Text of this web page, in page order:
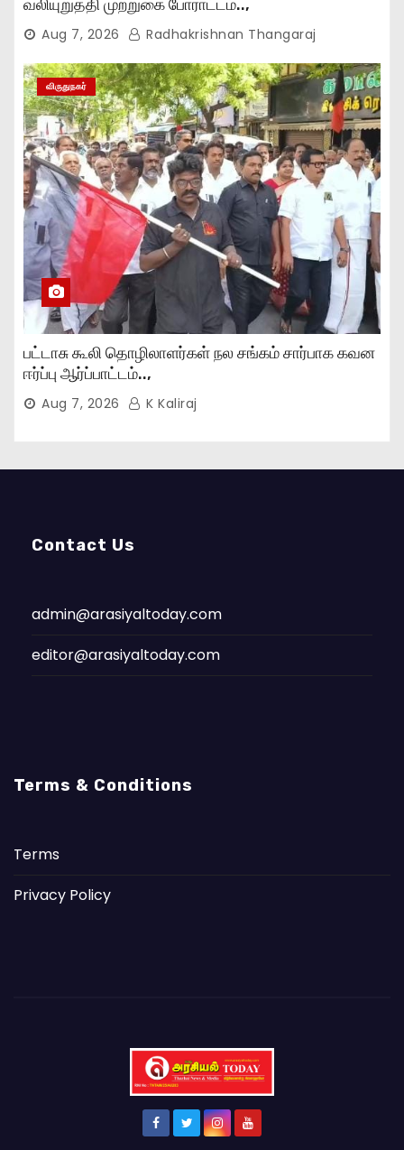
வலியுறுத்தி முற்றுகை போராட்டம்..,
Aug 7, 2026 Radhakrishnan Thangaraj
விருதுநகர்
பட்டாசு கூலி தொழிலாளர்கள் நல சங்கம் சார்பாக கவன
ஈர்ப்பு ஆர்ப்பாட்டம்..,
Aug 7, 2026 K Kaliraj
Contact Us
admin@arasiyaltoday.com
editor@arasiyaltoday.com
Terms & Conditions
Terms
Privacy Policy